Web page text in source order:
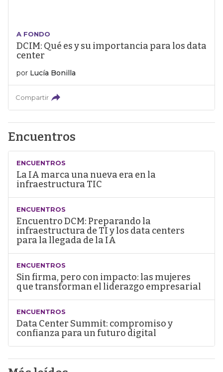
A FONDO
DCIM: Qué es y su importancia para los data
center
por Lucía Bonilla
Compartir
Encuentros
ENCUENTROS
La IA marca una nueva era en la
infraestructura TIC
ENCUENTROS
Encuentro DCM: Preparando la
infraestructura de TI y los data centers
para la llegada de la IA
ENCUENTROS
Sin firma, pero con impacto: las mujeres
que transforman el liderazgo empresarial
ENCUENTROS
Data Center Summit: compromiso y
confianza para un futuro digital